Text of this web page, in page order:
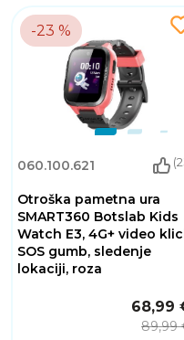
-23 %
060.100.621
Otroška pametna ura
SMART360 Botslab Kids
Watch E3, 4G+ video
SOS gumb, sledenje
lokaciji, roza
68,99
89,99